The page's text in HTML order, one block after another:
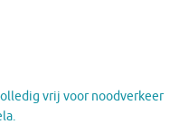
vrij voor noodverkeer